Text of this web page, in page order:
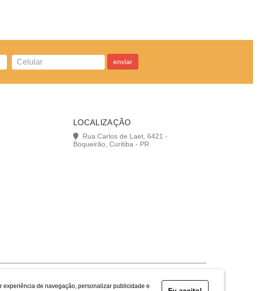
de navegação, personalizar publicidade e
enviar
LOCALIZAÇÃO
Rua Carlos de Laet, 6421 -
Boqueirão, Curitiba - PR